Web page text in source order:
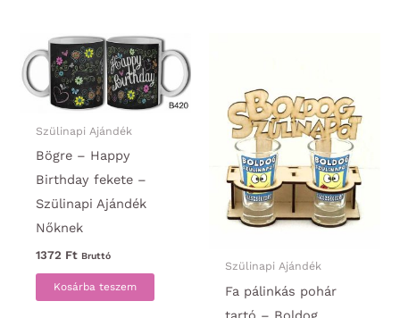
Szülinapi Ajándék
Bögre – Happy
Birthday fekete –
Szülinapi Ajándék
Nőknek
1372 Ft Bruttó
Kosárba teszem
Szülinapi Ajándék
Fa pálinkás pohár